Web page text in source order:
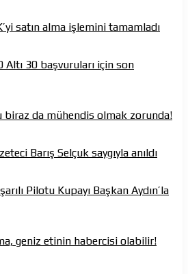
satın alma işlemini tamamladı
30 başvuruları için son
biraz da mühendis olmak zorunda!
Barış Selçuk saygıyla anıldı
Pilotu Kupayı Başkan Aydın’la
geniz etinin habercisi olabilir!